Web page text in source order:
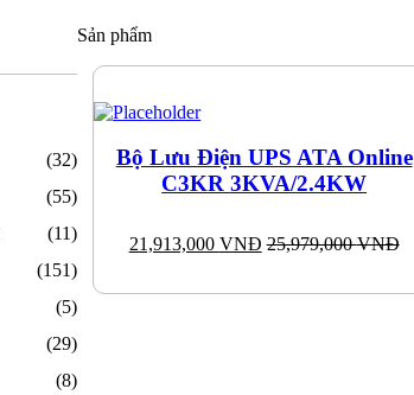
Sản phẩm
Bộ Lưu Điện UPS ATA Online
C3KR 3KVA/2.4KW
21,913,000 VNĐ 25,979,000VNĐ
(32)
(55)
(11)
(151)
(5)
(29)
(8)